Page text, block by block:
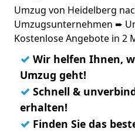
Umzug von Heidelberg
Umzugsunternehmen ➨
Kostenlose Angebote in 2
✓ Wir helfen Ihnen,
Umzug geht!
✓ Schnell &
erhalten!
✓ Finden Sie das